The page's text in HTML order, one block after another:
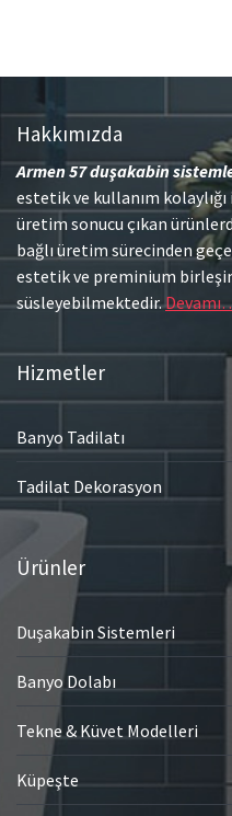
Hakkımızda
Armen 57duşakabin
estetik ve kullanım
üretim sonucu çıkan
bağlı üretim sürecinden
estetik ve preminium
süsleyebilmektedir.
Hizmetler
Banyo Tadilatı
Tadilat Dekorasyon
Ürünler
Duşakabin Sistemleri
Banyo Dolabı
Tekne & Küvet Modelleri
Küpeşte